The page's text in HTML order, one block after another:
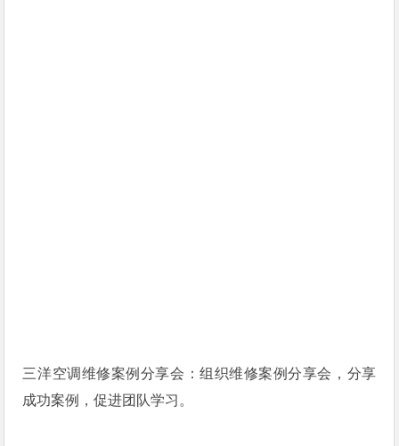
三洋空调维修案例分享会：组织维修案例分享会，分享
成功案例，促进团队学习。